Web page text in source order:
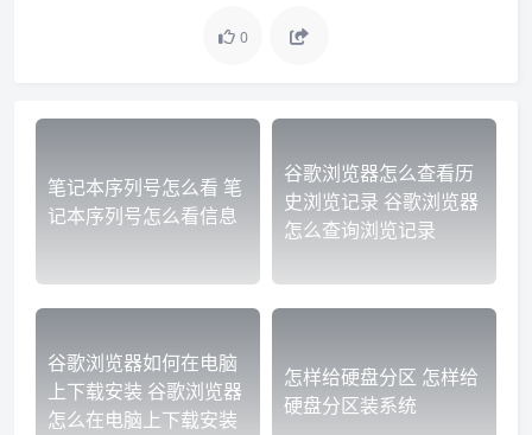
0
笔记本序列号怎么看 笔
记本序列号怎么看信息
谷歌浏览器怎么查看历
史浏览记录 谷歌浏览器
怎么查询浏览记录
谷歌浏览器如何在电脑
上下载安装 谷歌浏览器
怎么在电脑上下载安装
怎样给硬盘分区 怎样给
硬盘分区装系统